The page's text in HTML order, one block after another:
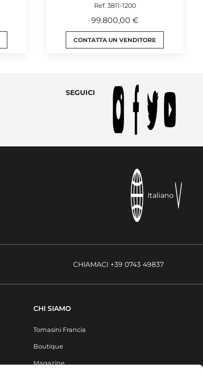
Ref. 3811-1200
99.800,00 €
CONTATTA UN VENDITORE
SEGUICI
Italiano
CHIAMACI +39 0743 49837
CHI SIAMO
Tomasini Francia
Boutique
Magazine